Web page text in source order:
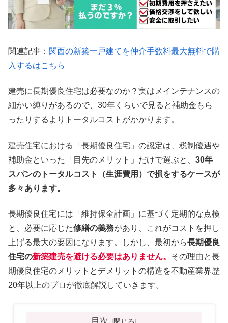
関連記事： 関西の新築一戸建てを仲介手数料最大無料で購
入するはこちら
建売に長期優良住宅は必要なのか？実はメインテナンスの
細かい縛りがあるので、30年くらいで見ると補助金もら
ったりするよりトータルコストがかかります。
建売住宅における「長期優良住宅」の認定は、税制優遇や
補助金といった「目先のメリット」だけで選ぶと、 30年
スパンのトータルコスト（生涯費用）で損をするケースが
多々あります。
長期優良住宅には「維持保全計画」に基づく定期的な点検
と、必要に応じた修繕の義務があり、これがコストを押し
上げる最大の要因になります。しかし、最初から長期優良
住宅の新築建売を避ける必要はありません。 その理由と長
期優良住宅のメリットとデメリットの構造を不動産業界歴
20年以上のプロが徹底解説していきます。
目次